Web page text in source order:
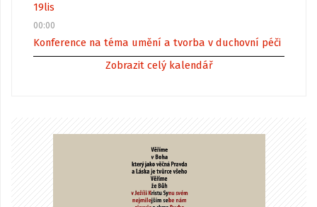
19lis
00:00
Konference na téma umění a tvorba v duchovní péči
Zobrazit celý kalendář